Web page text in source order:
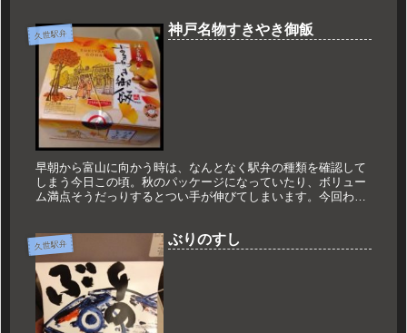
久世駅弁 神戸名物すきやき御飯
早朝から富山に向かう時は、なんとなく駅弁の種類を確認して
しまう今日この頃。秋のパッケージになっていたり、ボリュー
ム満点そうだっりするとつい手が伸びてしまいます。今回わた
久世駅弁 ぶりのすし